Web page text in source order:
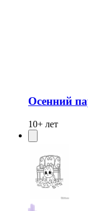
Осенний
10+ лет